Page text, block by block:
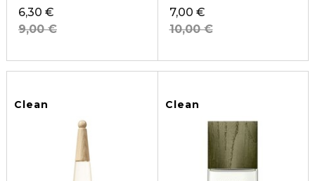
6,30 €
9,00 €
7,00 €
10,00 €
Clean Clean